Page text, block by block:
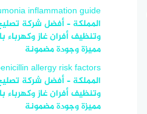
inflammation guide
المملكة – أفضل شركة
وتنظيف أفران غاز وكهرباء
مميزة وجودة مضمونة
allergy risk factors
المملكة – أفضل شركة
وتنظيف أفران غاز وكهرباء
مميزة وجودة مضمونة